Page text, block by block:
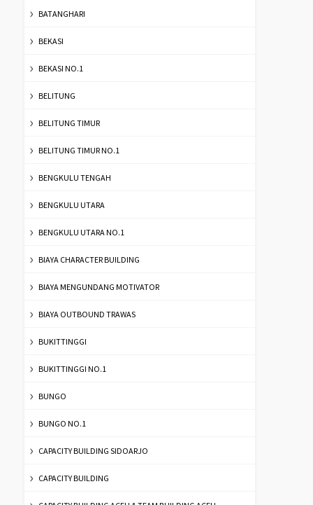
BATANGHARI
BEKASI
BEKASI NO.1
BELITUNG
BELITUNG TIMUR
BELITUNG TIMUR NO.1
BENGKULU TENGAH
BENGKULU UTARA
BENGKULU UTARA NO.1
BIAYA CHARACTER BUILDING
BIAYA MENGUNDANG MOTIVATOR
BIAYA OUTBOUND TRAWAS
BUKITTINGGI
BUKITTINGGI NO.1
BUNGO
BUNGO NO.1
CAPACITY BUILDING SIDOARJO
CAPACITY BUILDING